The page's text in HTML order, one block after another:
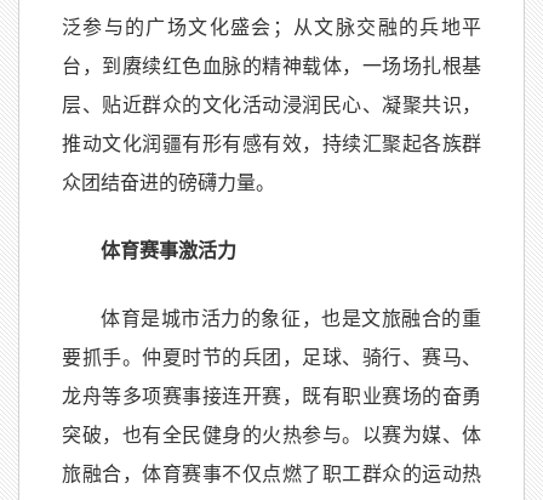
泛参与的广场文化盛会；从文脉交融的兵地平
台，到赓续红色血脉的精神载体，一场场扎根基
层、贴近群众的文化活动浸润民心、凝聚共识，
推动文化润疆有形有感有效，持续汇聚起各族群
众团结奋进的磅礴力量。
体育赛事激活力
体育是城市活力的象征，也是文旅融合的重
要抓手。仲夏时节的兵团，足球、骑行、赛马、
龙舟等多项赛事接连开赛，既有职业赛场的奋勇
突破，也有全民健身的火热参与。以赛为媒、体
旅融合，体育赛事不仅点燃了职工群众的运动热